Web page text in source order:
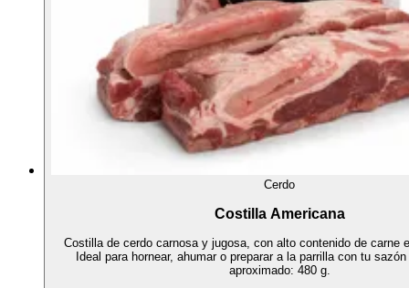
Cerdo
Costilla Americana
Costilla de cerdo carnosa y jugosa, con alto contenido de carne
Ideal para hornear, ahumar o preparar a la parrilla con tu
aproximado: 480 g.